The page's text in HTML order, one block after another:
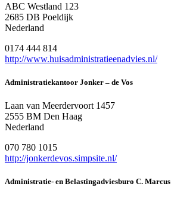
ABC Westland 123
2685 DB Poeldijk
Nederland
0174 444 814
http://www.huisadministratieenadvies.nl/
Administratiekantoor Jonker – de Vos
Laan van Meerdervoort 1457
2555 BM Den Haag
Nederland
070 780 1015
http://jonkerdevos.simpsite.nl/
Administratie- en Belastingadviesburo C. Marcus